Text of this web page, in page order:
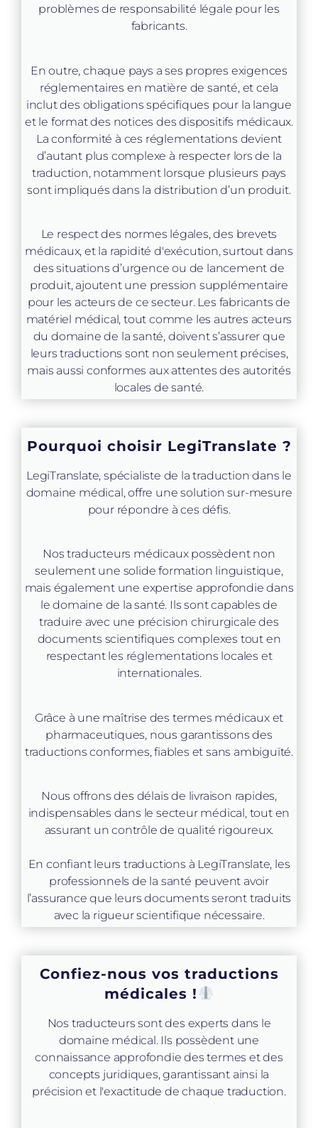
problèmes de responsabilité légale pour les
fabricants.
En outre, chaque pays a ses propres exigences
réglementaires en matière de santé, et cela
inclut des obligations spécifiques pour la langue
et le format des notices des dispositifs médicaux.
La conformité à ces réglementations devient
d’autant plus complexe à respecter lors de la
traduction, notamment lorsque plusieurs pays
sont impliqués dans la distribution d’un produit.
Le respect des normes légales, des brevets
médicaux, et la rapidité d'exécution, surtout dans
des situations d’urgence ou de lancement de
produit, ajoutent une pression supplémentaire
pour les acteurs de ce secteur. Les fabricants de
matériel médical, tout comme les autres acteurs
du domaine de la santé, doivent s’assurer que
leurs traductions sont non seulement précises,
mais aussi conformes aux attentes des autorités
locales de santé.
Pourquoi choisir LegiTranslate ?
LegiTranslate, spécialiste de la traduction dans le
domaine médical, offre une solution sur-mesure
pour répondre à ces défis.
Nos traducteurs médicaux possèdent non
seulement une solide formation linguistique,
mais également une expertise approfondie dans
le domaine de la santé. Ils sont capables de
traduire avec une précision chirurgicale des
documents scientifiques complexes tout en
respectant les réglementations locales et
internationales.
Grâce à une maîtrise des termes médicaux et
pharmaceutiques, nous garantissons des
traductions conformes, fiables et sans ambiguïté.
Nous offrons des délais de livraison rapides,
indispensables dans le secteur médical, tout en
assurant un contrôle de qualité rigoureux.
En confiant leurs traductions à LegiTranslate, les
professionnels de la santé peuvent avoir
l’assurance que leurs documents seront traduits
avec la rigueur scientifique nécessaire.
Confiez-nous vos traductions
médicales !
Nos traducteurs sont des experts dans le
domaine médical. Ils possèdent une
connaissance approfondie des termes et des
concepts juridiques, garantissant ainsi la
précision et l'exactitude de chaque traduction.